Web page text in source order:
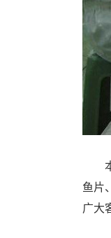
本
鱼片
广大